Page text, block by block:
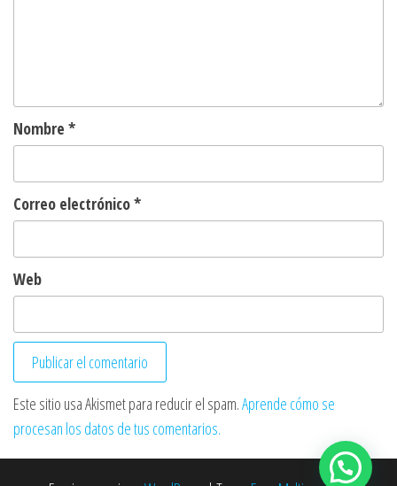
Nombre *
Correo electrónico*
Web
Este sitio usa Akismet para reducir el spam.Aprende cómo se
procesan los datos de tus comentarios.